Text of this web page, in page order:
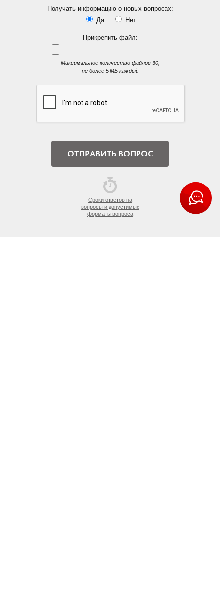
Получать информацию о новых вопросах:
Да
Нет
Прикрепить файл:
Максимальное количество файлов 30,
не более 5 МБ каждый
Сроки ответов на
вопросы и допустимые
форматы вопроса